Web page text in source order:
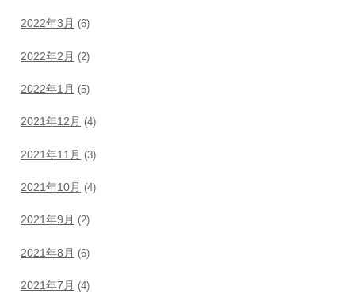
2022年3月 (6)
2022年2月 (2)
2022年1月 (5)
2021年12月 (4)
2021年11月 (3)
2021年10月 (4)
2021年9月 (2)
2021年8月 (6)
2021年7月 (4)